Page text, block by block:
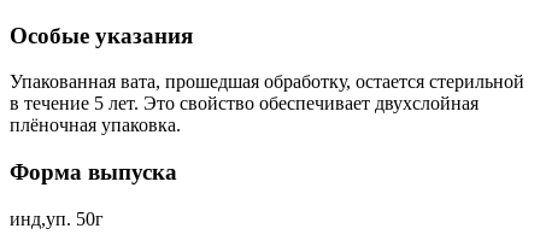
Особые указания
Упакованная вата, прошедшая обработку, остается стерильной
в течение 5 лет. Это свойство обеспечивает двухслойная
плёночная упаковка.
Форма выпуска
инд,уп. 50г